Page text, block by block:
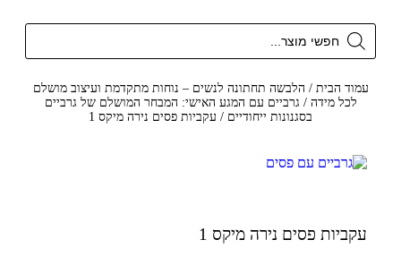
עמוד הבית / הלבשה תחתונה לנשים – נוחות מתקדמת ועיצוב מושלם
לכל מידה / גרביים עם המגע האישי: המבחר המושלם של גרביים
בסגנונות ייחודיים / עקביות פסים נירה מיקס 1
עקביות פסים נירה מיקס 1